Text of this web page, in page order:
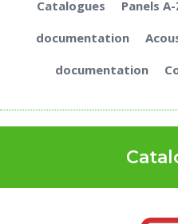
Catalogues Panels A-
documentation
documentation